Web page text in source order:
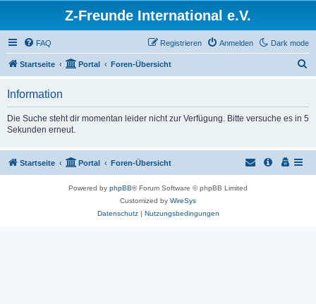
Z-Freunde International e.V.
Dark mode
FAQ Anmelden
Registrieren
Startseite Portal Foren-Übersicht
Information
Die Suche steht dir momentan leider nicht zur Verfügung. Bitte versuche es in 5
Sekunden erneut.
Startseite Portal Foren-Übersicht
Powered by phpBB® Forum Software © phpBB Limited
Customized by WireSys
Datenschutz| Nutzungsbedingungen